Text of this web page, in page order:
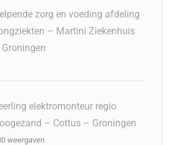
zorg en voeding afdeling
– Martini Ziekenhuis
elektromonteur regio
– Cottus – Groningen
weergaven